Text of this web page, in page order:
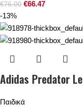
€76.00 €66.47
-13%
Adidas Predator
Παιδικά